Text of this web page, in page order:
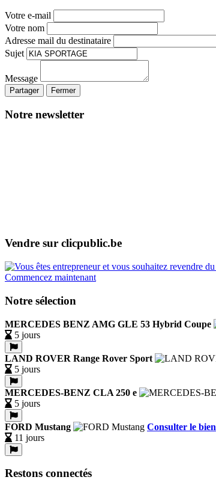
Votre e-mail
Votre nom
Adresse mail du destinataire
Sujet
Message
Partager Fermer
Notre newsletter
Vendre sur clicpublic.be
Commencez maintenant
Notre sélection
MERCEDES BENZ AMG GLE 53 Hybrid Coupe
5 jours
LAND ROVER Range Rover Sport
5 jours
MERCEDES-BENZ CLA 250 e
5 jours
FORD Mustang
Consulter le bien
11 jours
Restons connectés